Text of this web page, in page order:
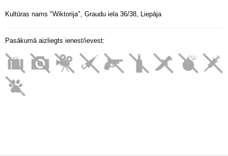
Kultūras nams "Wiktorija", Graudu iela 36/38, Liepāja
Pasākumā aizliegts ienest/ievest: